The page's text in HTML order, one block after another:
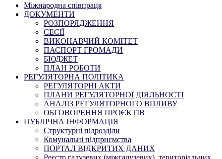
Міжнародна співпраця
ДОКУМЕНТИ
РОЗПОРЯДЖЕННЯ
СЕСІЇ
ВИКОНАВЧИЙ КОМІТЕТ
ПАСПОРТ ГРОМАДИ
БЮДЖЕТ
ПЛАН РОБОТИ
РЕГУЛЯТОРНА ПОЛІТИКА
РЕГУЛЯТОРНІ АКТИ
ПЛАНИ РЕГУЛЯТОРНОЇ ДІЯЛЬНОСТІ
АНАЛІЗ РЕГУЛЯТОРНОГО ВПЛИВУ
ОБГОВОРЕННЯ ПРОЄКТІВ
ПУБЛІЧНА ІНФОРМАЦІЯ
Структурні підрозділи
Комунальні підприємства
ПОРТАЛ ВІДКРИТИХ ДАНИХ